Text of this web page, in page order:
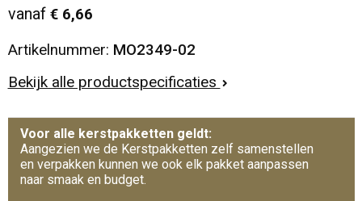
vanaf € 6,66
Artikelnummer: MO2349-02
Bekijk alle productspecificaties
Voor alle kerstpakketten geldt:
Aangezien we de Kerstpakketten zelf samenstellen
en verpakken kunnen we ook elk pakket aanpassen
naar smaak en budget.